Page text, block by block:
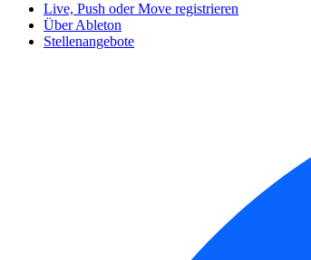
Live, Push oder Move registrieren
Über Ableton
Stellenangebote